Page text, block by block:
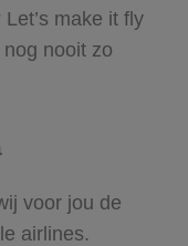
make it fly
nooit zo
voor jou de
airlines.